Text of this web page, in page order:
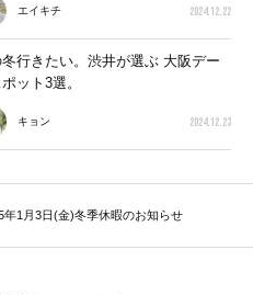
エイキチ 2024.12.22
冬行きたい。渋井が選ぶ 大阪デー
ポット3選。
キョン 2024.12.23
年1月3日(金)冬季休暇のお知らせ